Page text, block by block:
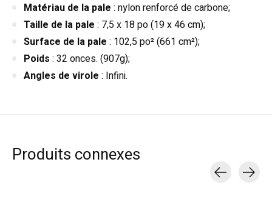
Matériau de la pale : nylon renforcé de carbone;
Taille de la pale : 7,5 x 18 po (19 x 46 cm);
Surface de la pale : 102,5 po² (661 cm²);
Poids : 32 onces. (907g);
Angles de virole : Infini.
Produits connexes